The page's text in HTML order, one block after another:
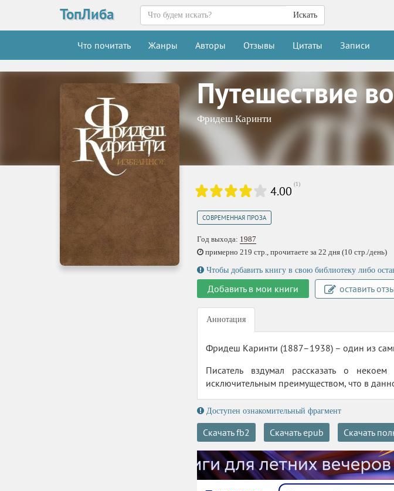
ТопЛиба Искать
Что почитать Жанры Авторы Отзывы Цитаты Записи
Путешествие
Фридеш Каринти
4.00 (1)
СОВРЕМЕННАЯ ПРОЗА
Год выхода: 1987
примерно 219 стр., прочитаете за 22 дня (10 стр./день)
Чтобы добавить книгу в свою библиотеку либо
Добавить в мои книги оставить
Аннотация
Фридеш Каринти (1887–1938) – один из
Писатель вздумал рассказать о
исключительным преимуществом, что в
Доступен ознакомительный фрагмент
Скачать fb2 Скачать epub Скачать